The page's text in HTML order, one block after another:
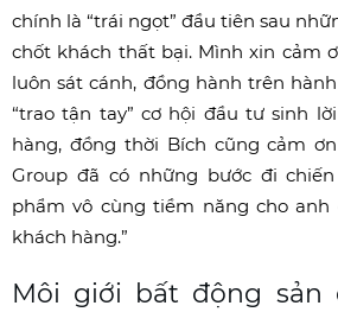
chính là “trái ngọt” đầu tiên sau
chốt khách thất bại. Mình xin cảm
luôn sát cánh, đồng hành trên
“trao tận tay” cơ hội đầu tư sinh
hàng, đồng thời Bích cũng cảm
Group đã có những bước đi
phẩm vô cùng tiềm năng cho anh
khách hàng.”
Môi giới bất động sản